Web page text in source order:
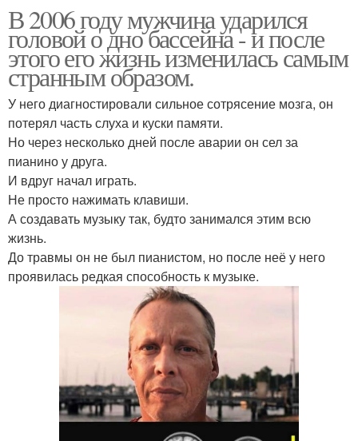
В 2006 году мужчина ударился
головой о дно бассейна - и после
этого его жизнь изменилась самым
странным образом.
У него диагностировали сильное сотрясение мозга, он
потерял часть слуха и куски памяти.
Но через несколько дней после аварии он сел за
пианино у друга.
И вдруг начал играть.
Не просто нажимать клавиши.
А создавать музыку так, будто занимался этим всю
жизнь.
До травмы он не был пианистом, но после неё у него
проявилась редкая способность к музыке.